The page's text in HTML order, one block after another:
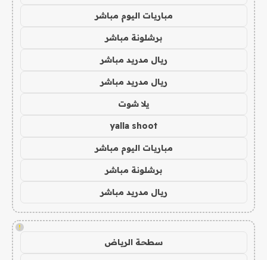
مباريات اليوم مباشر
برشلونة مباشر
ريال مدريد مباشر
ريال مدريد مباشر
يلا شوت
yalla shoot
مباريات اليوم مباشر
برشلونة مباشر
ريال مدريد مباشر
!
سطحة الرياض